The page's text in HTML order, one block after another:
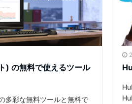
) の無料で使えるツール
多彩な無料ツールと無料で